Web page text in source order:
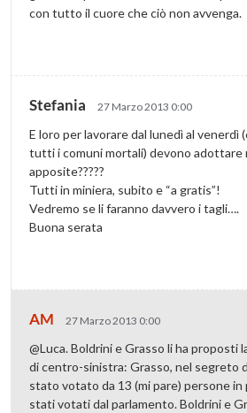
con tutto il cuore che ciò non avvenga.
Stefania 27 Marzo 2013 0:00
E loro per lavorare dal lunedì al venerdì
tutti i comuni mortali) devono adottare
apposite?????
Tutti in miniera, subito e “a gratis”!
Vedremo se li faranno davvero i tagli….
Buona serata
AM 27 Marzo 2013 0:00
@Luca. Boldrini e Grasso li ha proposti
di centro-sinistra: Grasso, nel segreto
stato votato da 13 (mi pare) persone in
stati votati dal parlamento. Boldrini e